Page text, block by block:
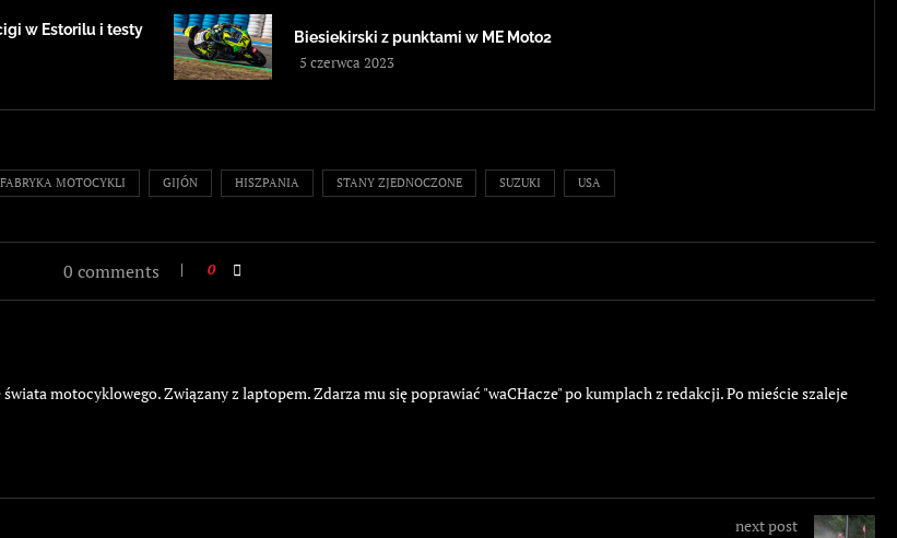
w Estorilu i testy
Biesiekirski z punktami w ME Moto2
5 czerwca 2023
FABRYKA MOTOCYKLI GIJÓN HISZPANIA STANY ZJEDNOCZONE SUZUKI USA
0 comments 0
motocyklowego. Związany z laptopem. Zdarza mu się poprawiać "waCHacze" po kumplach z redakcji. Po mieście szaleje
next post